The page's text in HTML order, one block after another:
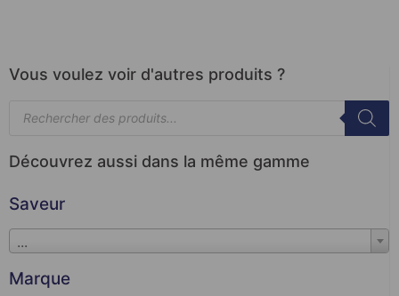
Vous voulez voir d'autres produits ?
Découvrez aussi dans la même gamme
Saveur
...
Marque